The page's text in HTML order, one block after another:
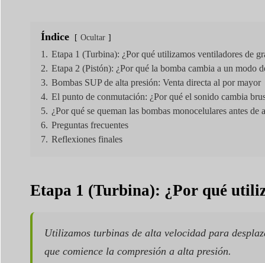
Índice Ocultar
1. Etapa 1 (Turbina): ¿Por qué utilizamos ventiladores de
2. Etapa 2 (Pistón): ¿Por qué la bomba cambia a un modo
3. Bombas SUP de alta presión: Venta directa al por mayor
4. El punto de conmutación: ¿Por qué el sonido cambia
5. ¿Por qué se queman las bombas monocelulares antes de
6. Preguntas frecuentes
7. Reflexiones finales
Etapa 1 (Turbina): ¿Por qué
Utilizamos turbinas de alta velocidad para
que comience la compresión a alta presión.